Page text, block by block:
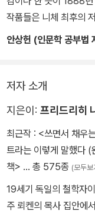
작품들은 니체 최후의
판, 반그리스도교적 고
안상헌 (인문학 공부법
저자 소개
지은이: 프리드리히
최근작 : <쓰면서 채우
트라는 이렇게 말했다 (
책> … 총 575종 (모두보
19세기 독일의 철학자
주 뢰켄의 목사 집안에